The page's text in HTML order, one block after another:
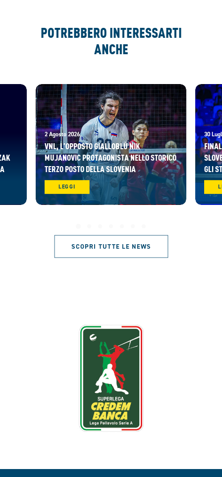
POTREBBERO INTERESSARTI
ANCHE
2 Agosto 2026
VNL, L’OPPOSTO GIALLOBLÙ NIK
MUJANOVIC PROTAGONISTA NELLO STORICO
TERZO POSTO DELLA SLOVENIA
LEGGI
30
GLI
SCOPRI TUTTE LE NEWS